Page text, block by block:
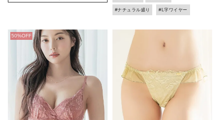
#ナチュラル盛り #L字ワイヤー